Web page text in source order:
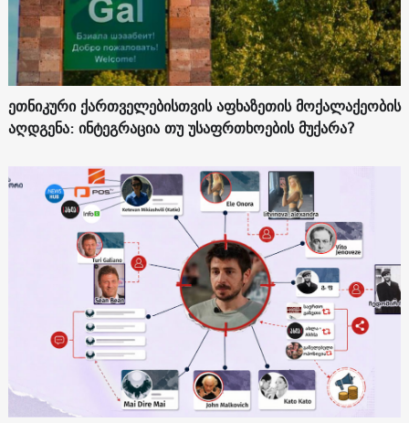
ეთნიკური ქართველებისთვის აფხაზეთის მოქალაქეობის
აღდგენა: ინტეგრაცია თუ უსაფრთხოების მუქარა?